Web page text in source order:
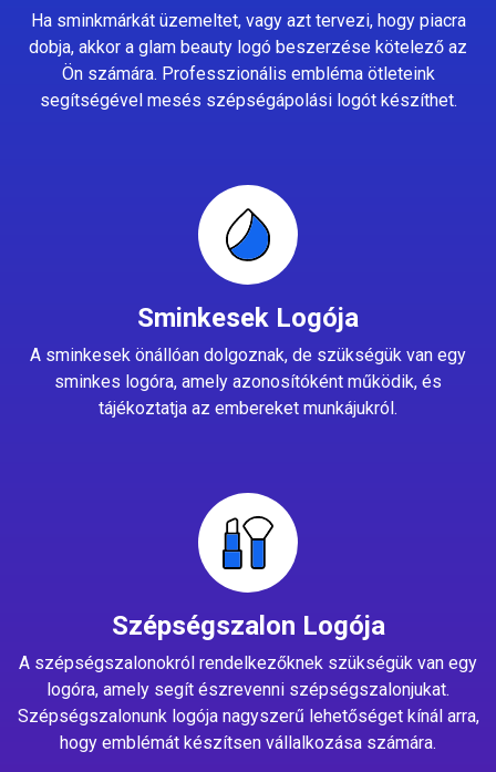
Ha sminkmárkát üzemeltet, vagy azt tervezi, hogy piacra
dobja, akkor a glam beauty logó beszerzése kötelező az
Ön számára. Professzionális embléma ötleteink
segítségével mesés szépségápolási logót készíthet.
Sminkesek Logója
A sminkesek önállóan dolgoznak, de szükségük van egy
sminkes logóra, amely azonosítóként működik, és
tájékoztatja az embereket munkájukról.
Szépségszalon Logója
A szépségszalonokról rendelkezőknek szükségük van egy
logóra, amely segít észrevenni szépségszalonjukat.
Szépségszalonunk logója nagyszerű lehetőséget kínál arra,
hogy emblémát készítsen vállalkozása számára.